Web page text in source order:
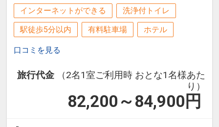
インターネットができる 洗浄付トイレ
駅徒歩5分以内 有料駐車場 ホテル
口コミを見る
旅行代金
（2名1室ご利用時 おとな1名様あた
り）
82,200～84,900 円